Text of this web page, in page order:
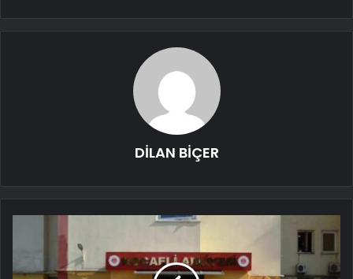
DİLAN BİÇER